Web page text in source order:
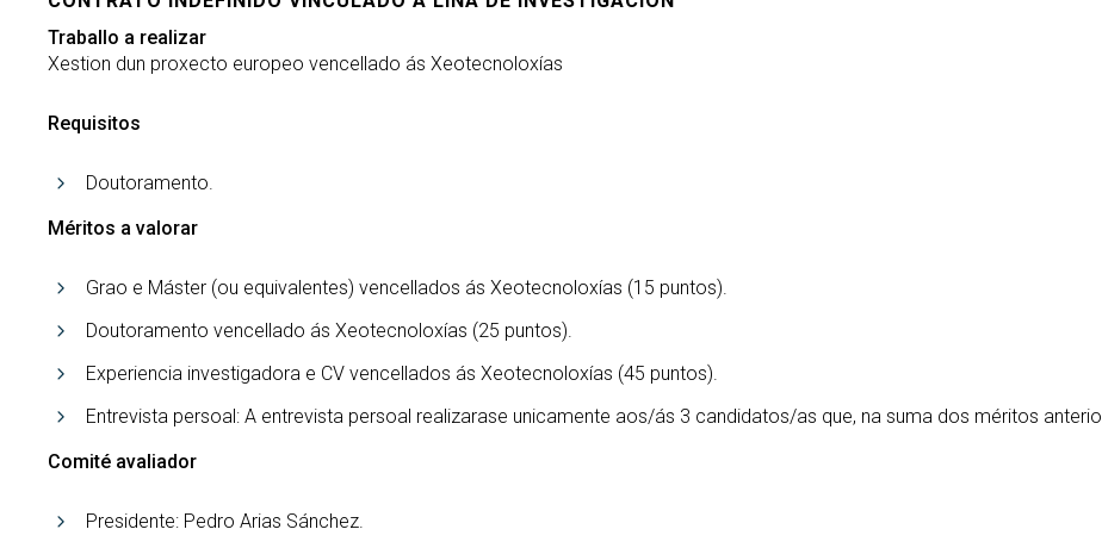
Traballo a realizar
Xestion dun proxecto europeo vencellado ás Xeotecnoloxías
Requisitos
Doutoramento.
Méritos a valorar
Grao e Máster (ou equivalentes) vencellados ás Xeotecnoloxías (15 puntos).
Doutoramento vencellado ás Xeotecnoloxías (25 puntos).
Experiencia investigadora e CV vencellados ás Xeotecnoloxías (45 puntos).
Entrevista persoal: A entrevista persoal realizarase unicamente aos/ás 3 candidatos/as que, na suma dos méritos
Comité avaliador
Presidente: Pedro Arias Sánchez.